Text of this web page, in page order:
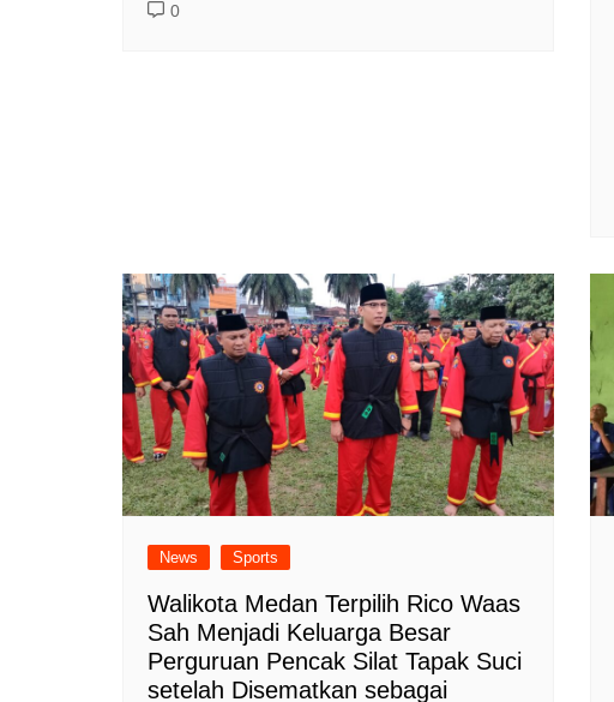
0
News Sports
Walikota Medan Terpilih Rico Waas
Sah Menjadi Keluarga Besar
Perguruan Pencak Silat Tapak Suci
setelah Disematkan sebagai